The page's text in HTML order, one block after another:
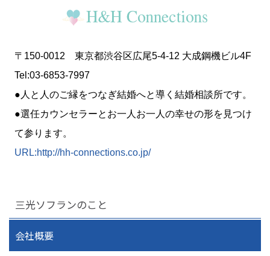
〒150-0012 東京都渋谷区広尾5-4-12 大成鋼機ビル4F
Tel:03-6853-7997
●人と人のご縁をつなぎ結婚へと導く結婚相談所です。
●選任カウンセラーとお一人お一人の幸せの形を見つけ
て参ります。
URL:http://hh-connections.co.jp/
三光ソフランのこと
会社概要